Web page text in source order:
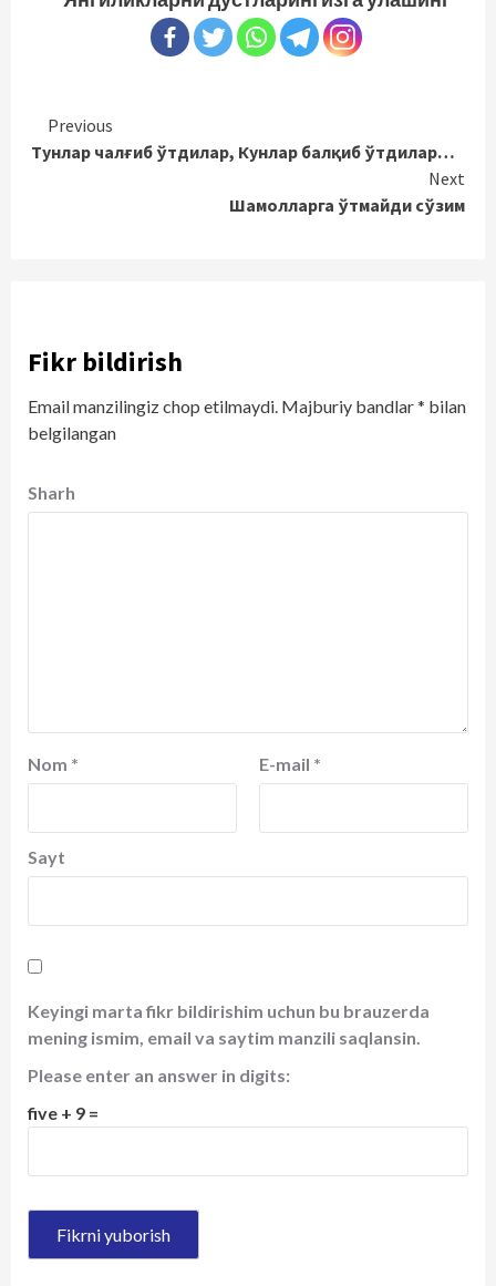
Continue
Reading
Previous
Тунлар чалғиб ўтдилар, Кунлар балқиб ўтдилар…
Next
Шамолларга ўтмайди сўзим
Fikr bildirish
Email manzilingiz chop etilmaydi. Majburiy bandlar* bilan
belgilangan
Sharh
Nom * E-mail *
Sayt
Keyingi marta fikr bildirishim uchun bu brauzerda
mening ismim, email va saytim manzili saqlansin.
Please enter an answer in digits:
five + 9 =